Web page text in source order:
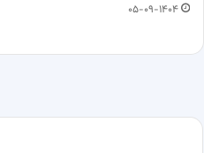
۰۵-۰۹-۱۴۰۴